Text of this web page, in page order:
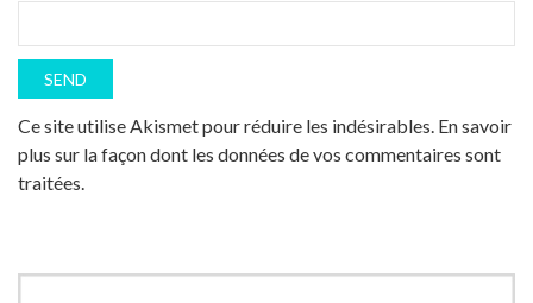
Ce site utilise Akismet pour réduire les indésirables. En savoir
plus sur la façon dont les données de vos commentaires sont
traitées.